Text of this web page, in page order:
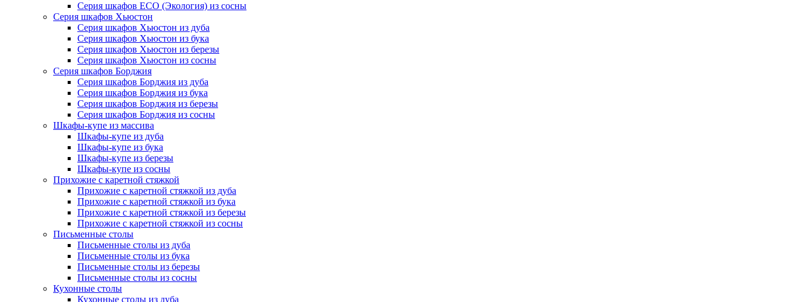
Серия шкафов ECO (Экология) из сосны
Серия шкафов Хьюстон
Серия шкафов Хьюстон из дуба
Серия шкафов Хьюстон из бука
Серия шкафов Хьюстон из березы
Серия шкафов Хьюстон из сосны
Серия шкафов Борджия
Серия шкафов Борджия из дуба
Серия шкафов Борджия из бука
Серия шкафов Борджия из березы
Серия шкафов Борджия из сосны
Шкафы-купе из массива
Шкафы-купе из дуба
Шкафы-купе из бука
Шкафы-купе из березы
Шкафы-купе из сосны
Прихожие с каретной стяжкой
Прихожие с каретной стяжкой из дуба
Прихожие с каретной стяжкой из бука
Прихожие с каретной стяжкой из березы
Прихожие с каретной стяжкой из сосны
Письменные столы
Письменные столы из дуба
Письменные столы из бука
Письменные столы из березы
Письменные столы из сосны
Кухонные столы
Кухонные столы из дуба